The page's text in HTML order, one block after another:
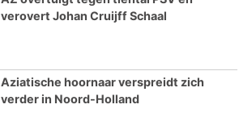
verovert Johan Cruijff Schaal
Aziatische hoornaar verspreidt zich
verder in Noord-Holland